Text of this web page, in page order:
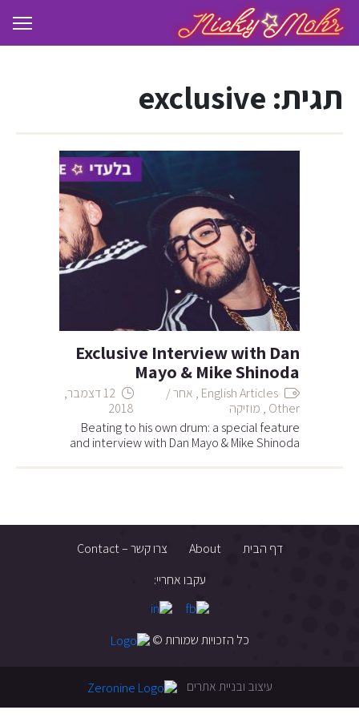
תגית: exclusive
Exclusive Interview with Dan
Mayo & Mike Shinoda
English Articles
, אחר /
Other
, מוזיקה
12 דצמבר,
2018
Beating to his own drum: a special feature
and interview with Dan Mayo & Mike Shinoda
דף הבית About
צרו קשר – Contact
עקבו אחריי:
כל הזכויות שמורות ©
עיצוב ובניית אתרים